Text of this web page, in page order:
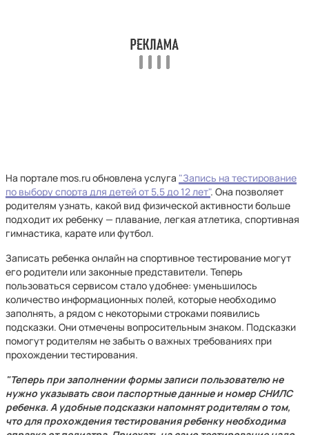
На портале mos.ru обновлена услуга "Запись на тестирование
по выбору спорта для детей от 5,5 до 12 лет". Она позволяет
родителям узнать, какой вид физической активности больше
подходит их ребенку — плавание, легкая атлетика, спортивная
гимнастика, карате или футбол.
Записать ребенка онлайн на спортивное тестирование могут
его родители или законные представители. Теперь
пользоваться сервисом стало удобнее: уменьшилось
количество информационных полей, которые необходимо
заполнять, а рядом с некоторыми строками появились
подсказки. Они отмечены вопросительным знаком. Подсказки
помогут родителям не забыть о важных требованиях при
прохождении тестирования.
"Теперь при заполнении формы записи пользователю не
нужно указывать свои паспортные данные и номер СНИЛС
ребенка. А удобные подсказки напомнят родителям о том,
что для прохождения тестирования ребенку необходима